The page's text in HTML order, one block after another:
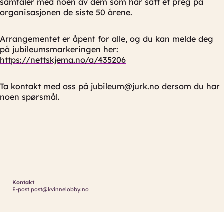
samtaler med noen av dem som har satt et preg på
organisasjonen de siste 50 årene.
Arrangementet er åpent for alle, og du kan melde deg
på jubileumsmarkeringen her:
https://nettskjema.no/a/435206
Ta kontakt med oss på jubileum@jurk.no dersom du har
noen spørsmål.
Kontakt
E-post post@kvinnelobby.no